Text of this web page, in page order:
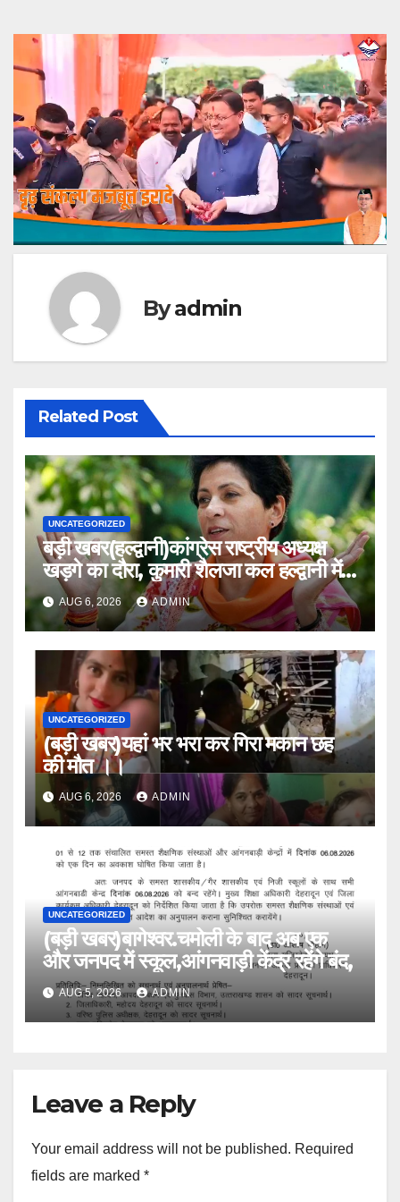
Byadmin
Related Post
UNCATEGORIZED
बड़ी खबर(हल्द्वानी)कांग्रेस राष्ट्रीय अध्यक्ष
खड़गे का दौरा, कुमारी शैलजा कल हल्द्वानी में
।।AUG 6, 2026 ADMIN
UNCATEGORIZED
(बड़ी खबर)यहां भर भरा कर गिरा मकान छह
की मौत ।।
AUG 6, 2026 ADMIN
UNCATEGORIZED
(बड़ी खबर)बागेश्वर.चमोली के बाद अब एक
और जनपद में स्कूल,आंगनवाड़ी केंद्र रहेंगे बंद,
AUG 5, 2026 ADMIN
Leave a Reply
Your email address will not be published. Required
fields are marked *